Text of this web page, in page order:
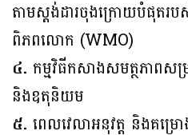
តាមស្តង់ដារចុងក្រោយបំផុតរ
ពិភពលោក (WMO)
៤. កម្មវិធីកសាងសមត្ថភាពស
និងឧតុនិយម
៥. ពេលវេលាអនុវត្ត និងគម្រ